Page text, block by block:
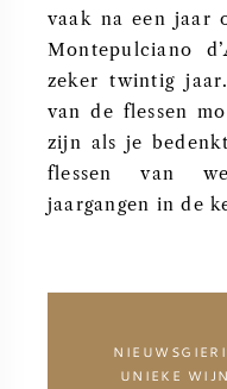
vaak na een jaar
Montepulciano
zeker twintig
van de flessen
zijn als je
flessen van
jaargangen in de
UNIEKE